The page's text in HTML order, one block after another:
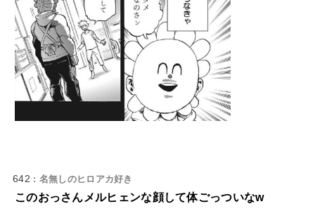
642 : 名無しのヒロアカ好き
このおっさんメルヒェンな顔して体ごっついなw